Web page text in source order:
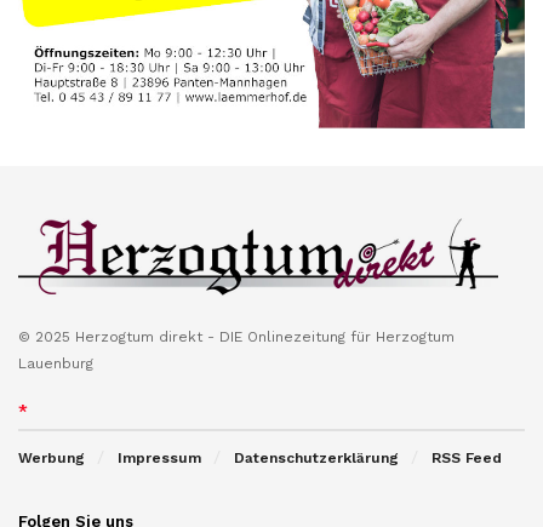
© 2025 Herzogtum direkt - DIE Onlinezeitung für Herzogtum
Lauenburg
*
Werbung Impressum Datenschutzerklärung RSS Feed
Folgen Sie uns